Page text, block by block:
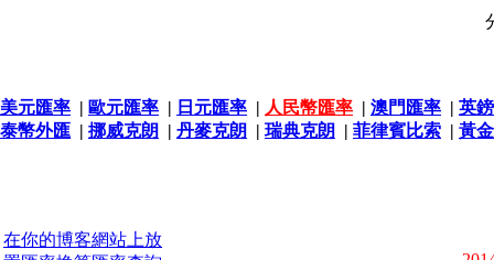
美元匯率 | 歐元匯率 | 日元匯率 | 人民幣匯率 | 澳門匯率 | 英
泰幣外匯 | 挪威克朗 | 丹麥克朗 | 瑞典克朗 | 菲律賓比索 | 黃
在你的博客網站上放